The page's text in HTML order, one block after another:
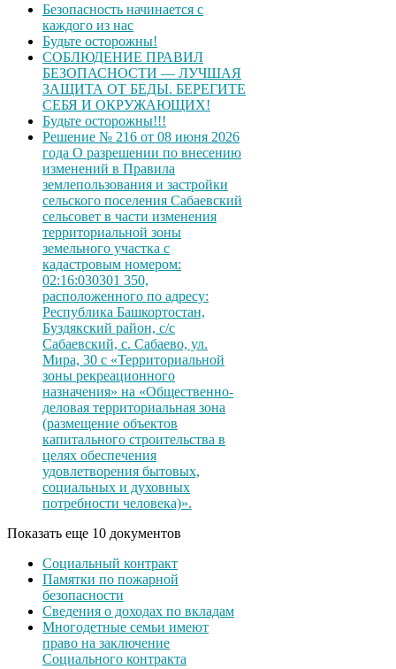
Безопасность начинается с
каждого из нас
Будьте осторожны!
СОБЛЮДЕНИЕ ПРАВИЛ
БЕЗОПАСНОСТИ — ЛУЧШАЯ
ЗАЩИТА ОТ БЕДЫ. БЕРЕГИТЕ
СЕБЯ И ОКРУЖАЮЩИХ!
Будьте осторожны!!!
Решение № 216 от 08 июня 2026
года О разрешении по внесению
изменений в Правила
землепользования и застройки
сельского поселения Сабаевский
сельсовет в части изменения
территориальной зоны
земельного участка с
кадастровым номером:
02:16:030301 350,
расположенного по адресу:
Республика Башкортостан,
Буздякский район, с/с
Сабаевский, с. Сабаево, ул.
Мира, 30 с «Территориальной
зоны рекреационного
назначения» на «Общественно-
деловая территориальная зона
(размещение объектов
капитального строительства в
целях обеспечения
удовлетворения бытовых,
социальных и духовных
потребности человека)».
Показать еще 10 документов
Социальный контракт
Памятки по пожарной
безопасности
Сведения о доходах по вкладам
Многодетные семьи имеют
право на заключение
Социального контракта